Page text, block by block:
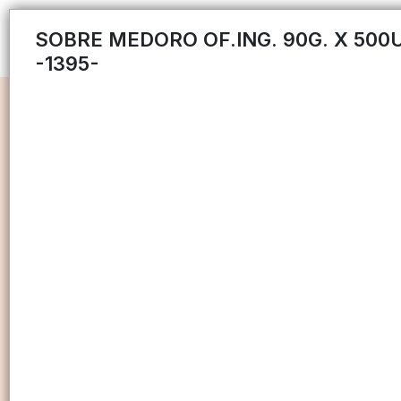
SOBRE MEDORO OF.ING. 90G. X
-1395-